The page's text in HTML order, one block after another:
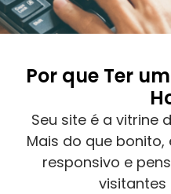
Por que Ter
Seu site é a vitrine
Mais do que
responsivo e
visitantes